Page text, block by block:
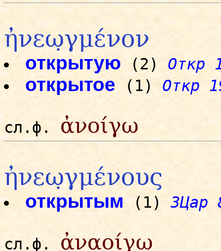
ἠνεω̣γμένον
открытую (2) Откр
открытое (1) Откр
сл.ф. ἀνοίγω
ἠνεω̣γμένους
открытым (1)3Цар
сл.ф. ἀναοίγω